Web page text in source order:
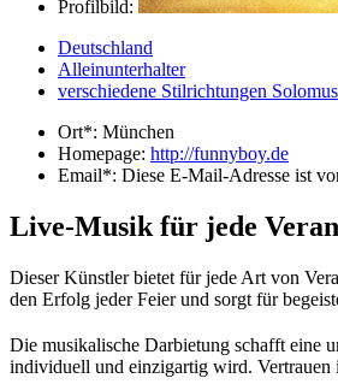
Profilbild:
Deutschland
Alleinunterhalter
verschiedene Stilrichtungen
Ort*: München
Homepage: http://funnyboy.de
Email*: Diese E-Mail-Adresse ist
Live-Musik für jede
Dieser Künstler bietet für jede Art von
den Erfolg jeder Feier und sorgt für
Die musikalische Darbietung schafft eine
individuell und einzigartig wird. Vertrauen